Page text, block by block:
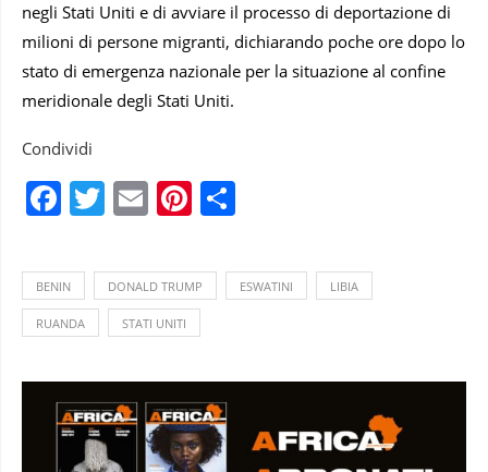
negli Stati Uniti e di avviare il processo di deportazione di
milioni di persone migranti, dichiarando poche ore dopo lo
stato di emergenza nazionale per la situazione al confine
meridionale degli Stati Uniti.
Condividi
Facebook
Twitter
EmailPinterest
BENIN DONALD TRUMP ESWATINI LIBIA
RUANDA STATI UNITI